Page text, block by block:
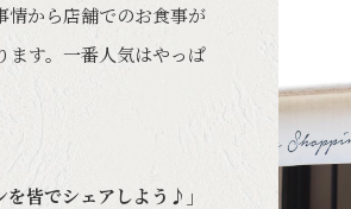
情から店舗でのお食事が
ます。一番人気はやっぱ
を皆でシェアしよう♪」